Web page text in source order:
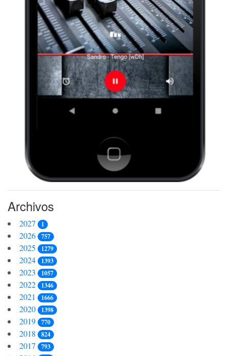
Archivos
2027 1
2026 757
2025 1279
2024 1393
2023 1057
2022 1346
2021 1666
2020 1398
2019 770
2018 824
2017 793